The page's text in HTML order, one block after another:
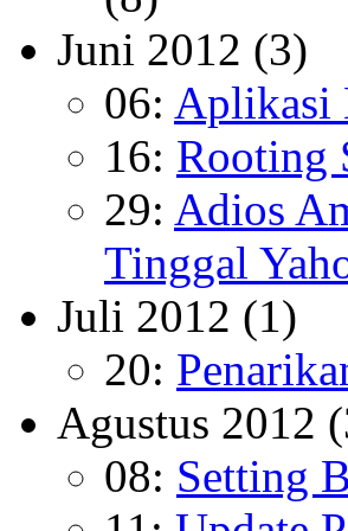
Juni 2012 (3)
06: Aplikasi
16: Rooting
29: Adios
Tinggal
Juli 2012 (1)
20:
Agustus 2012
08: Setting